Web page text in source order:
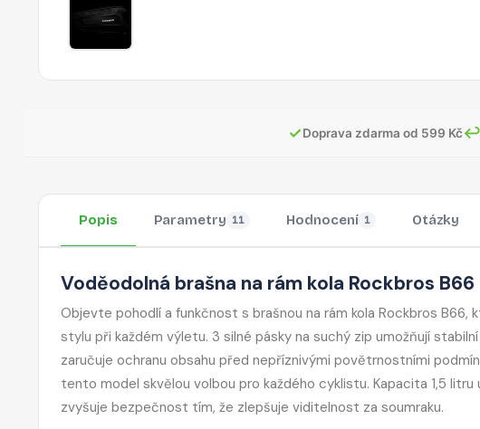
✓Doprava zdarma od 599 Kč↩
Popis Parametry 11 Hodnocení 1 Otázky
Voděodolná brašna na rám kola Rockbros
Objevte pohodlí a funkčnost s brašnou na rám kola Rockbros
stylu při každém výletu. 3 silné pásky na suchý zip umožňují
zaručuje ochranu obsahu před nepříznivými povětrnostními
tento model skvělou volbou pro každého cyklistu. Kapacita 1,5
zvyšuje bezpečnost tím, že zlepšuje viditelnost za soumraku.